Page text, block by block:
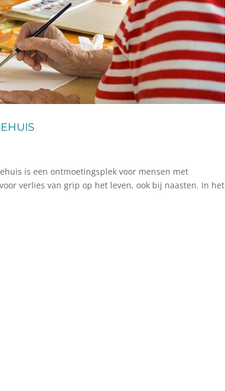
is een ontmoetingsplek voor mensen met
verlies van grip op het leven, ook bij naasten. In het